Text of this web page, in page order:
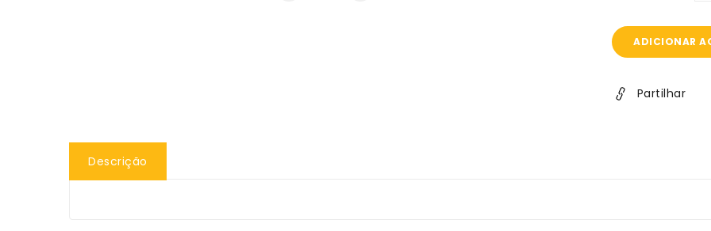
ADICIONAR
Partilhar
Descrição